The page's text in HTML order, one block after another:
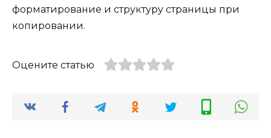
форматирование и структуру страницы при
копировании.
Оцените статью